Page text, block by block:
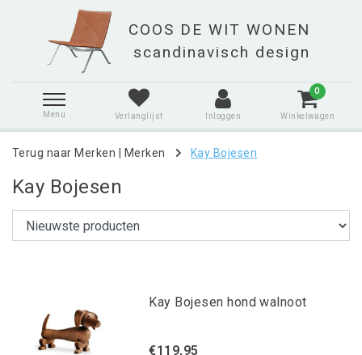
Menu Verlanglijst Inloggen
0
Winkelwagen
Terug naar Merken Merken Kay Bojesen
Kay Bojesen
Kay Bojesen hond walnoot
€119,95